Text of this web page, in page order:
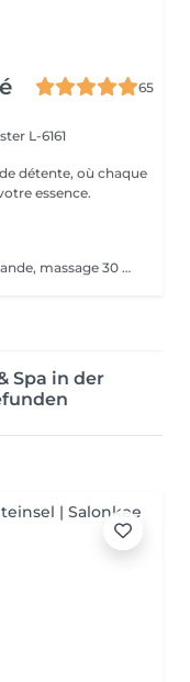
65
L-6161
détente, où chaque
essence.
Gommage dos, miel chaud, pochons lavande, massage 30 minutes
Spa in der